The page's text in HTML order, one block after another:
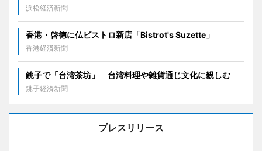
浜松経済新聞
香港・啓徳に仏ビストロ新店「Bistrot's Suzette」
香港経済新聞
銚子で「台湾茶坊」 台湾料理や雑貨通じ文化に親しむ
銚子経済新聞
プレスリリース